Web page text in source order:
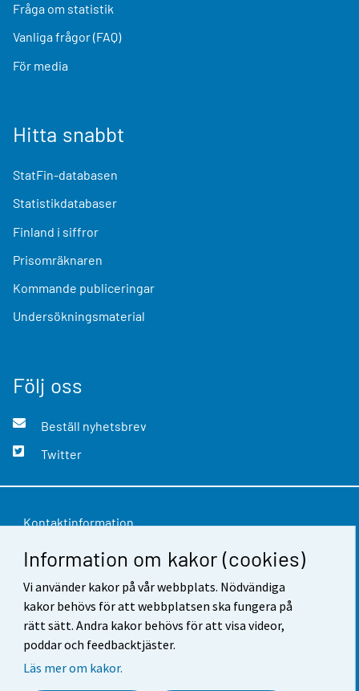
Information om kakor (cookies)
Vi använder kakor på vår webbplats. Nödvändiga
kakor behövs för att webbplatsen ska fungera på
rätt sätt. Andra kakor behövs för att visa videor,
poddar och feedbacktjäster.
Läs mer om kakor.
Fråga om statistik
Vanliga frågor (FAQ)
För media
Hitta snabbt
StatFin-databasen
Statistikdatabaser
Finland i siffror
Prisomräknaren
Kommande publiceringar
Undersökningsmaterial
Följ oss
Beställ nyhetsbrev
Twitter
Kontaktinformation
Respons
Användarvillkor
Dataskydd
Tillgänglighet